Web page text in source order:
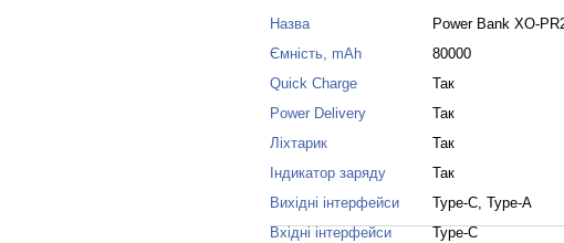
Назва
Power Bank XO-
Ємність, mAh
80000
Quick Charge
Так
Power Delivery
Так
Ліхтарик
Так
Індикатор заряду
Так
Вихідні інтерфейси
Type-C, Type-A
Вхідні інтерфейси
Type-C